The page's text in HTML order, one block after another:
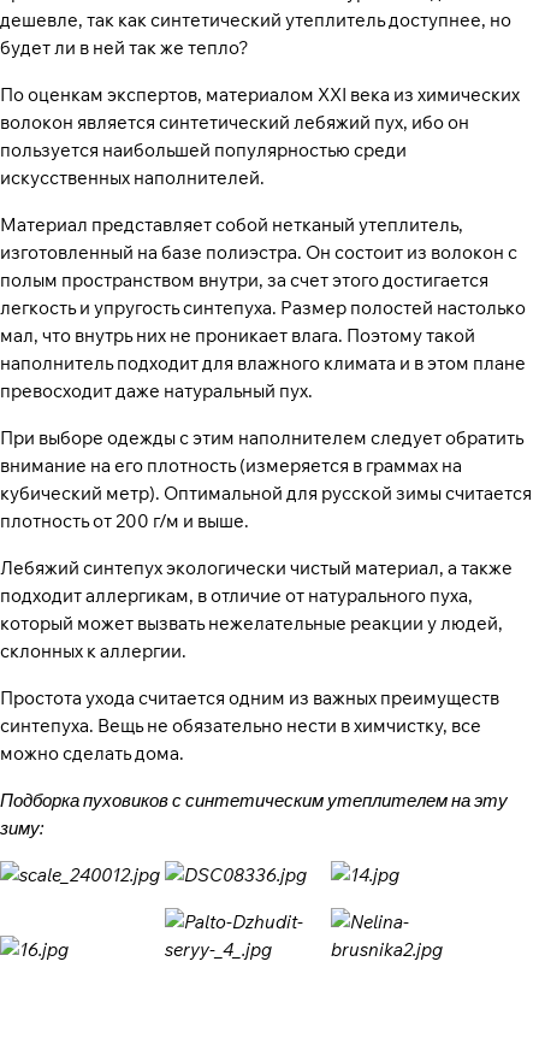
дешевле, так как синтетический утеплитель доступнее, но
будет ли в ней так же тепло?
По оценкам экспертов, материалом XXI века из химических
волокон является синтетический лебяжий пух, ибо он
пользуется наибольшей популярностью среди
искусственных наполнителей.
Материал представляет собой нетканый утеплитель,
изготовленный на базе полиэстра. Он состоит из волокон с
полым пространством внутри, за счет этого достигается
легкость и упругость синтепуха. Размер полостей настолько
мал, что внутрь них не проникает влага. Поэтому такой
наполнитель подходит для влажного климата и в этом плане
превосходит даже натуральный пух.
При выборе одежды с этим наполнителем следует обратить
внимание на его плотность (измеряется в граммах на
кубический метр). Оптимальной для русской зимы считается
плотность от 200 г/м и выше.
Лебяжий синтепух экологически чистый материал, а также
подходит аллергикам, в отличие от натурального пуха,
который может вызвать нежелательные реакции у людей,
склонных к аллергии.
Простота ухода считается одним из важных преимуществ
синтепуха. Вещь не обязательно нести в химчистку, все
можно сделать дома.
Подборка пуховиков с синтетическим утеплителем на эту
зиму: